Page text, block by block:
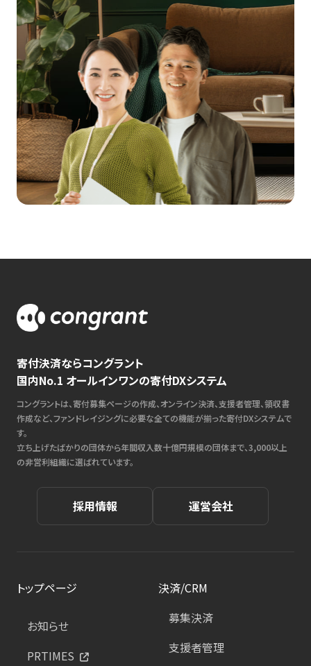
寄付決済ならコングラント
国内No.1 オールインワンの寄付DXシステム
コングラントは、寄付募集ページの作成、オンライン決済、支援者管理、領収書
作成など、ファンドレイジングに必要な全ての機能が揃った寄付DXシステムで
す。
立ち上げたばかりの団体から年間収入数十億円規模の団体まで、3,000以上
の非営利組織に選ばれています。
採用情報 運営会社
トップページ
お知らせ
PRTIMES
決済/CRM
募集決済
支援者管理